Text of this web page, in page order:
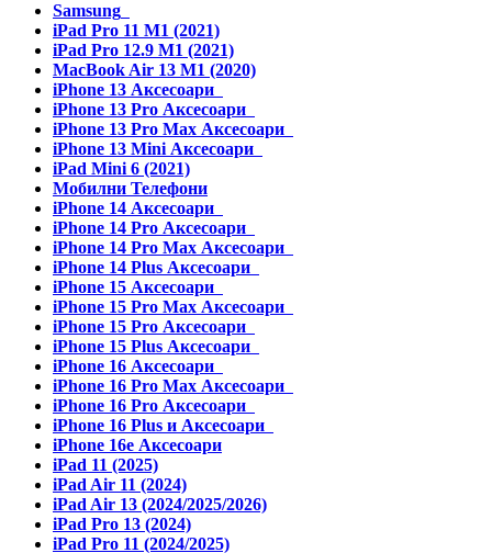
Samsung
iPad Pro 11 M1 (2021)
iPad Pro 12.9 M1 (2021)
MacBook Air 13 M1 (2020)
iPhone 13 Аксесоари
iPhone 13 Pro Аксесоари
iPhone 13 Pro Max Аксесоари
iPhone 13 Mini Аксесоари
iPad Mini 6 (2021)
Мобилни Телефони
iPhone 14 Аксесоари
iPhone 14 Pro Аксесоари
iPhone 14 Pro Max Аксесоари
iPhone 14 Plus Аксесоари
iPhone 15 Аксесоари
iPhone 15 Pro Max Аксесоари
iPhone 15 Pro Аксесоари
iPhone 15 Plus Аксесоари
iPhone 16 Аксесоари
iPhone 16 Pro Max Аксесоари
iPhone 16 Pro Аксесоари
iPhone 16 Plus и Аксесоари
iPhone 16e Аксесоари
iPad 11 (2025)
iPad Air 11 (2024)
iPad Air 13 (2024/2025/2026)
iPad Pro 13 (2024)
iPad Pro 11 (2024/2025)